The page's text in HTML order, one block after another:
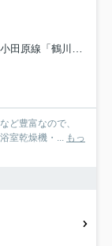
線「鶴川」駅 徒歩27分
ど豊富なので、
室乾燥機・...
もっ